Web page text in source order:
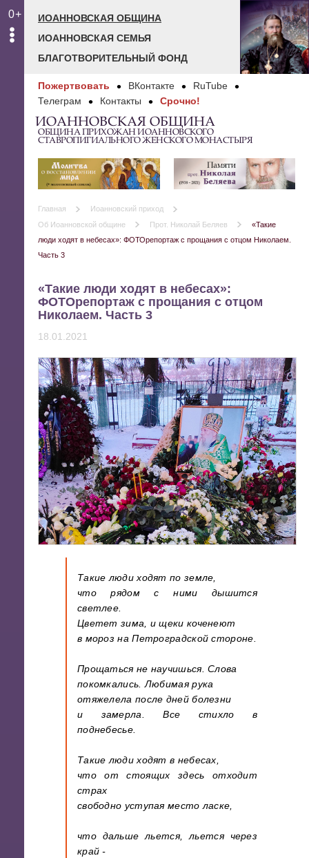
0+
ИОАННОВСКАЯ ОБЩИНА
ИОАННОВСКАЯ СЕМЬЯ
БЛАГОТВОРИТЕЛЬНЫЙ ФОНД
Пожертвовать ВКонтакте
RuTube
Телеграм
Контакты Срочно!
ИОАННОВСКАЯ ОБЩИНА
ОБЩИНА ПРИХОЖАН ИОАННОВСКОГО
СТАВРОПИГИАЛЬНОГО ЖЕНСКОГО МОНАСТЫРЯ
Главная
Иоанновский приход
Об Иоанновской общине
Прот. Николай Беляев
«Такие
люди ходят в небесах»: ФОТОрепортаж с прощания с отцом Николаем.
Часть 3
«Такие люди ходят в небесах»:
ФОТОрепортаж с прощания с отцом
Николаем. Часть 3
18.01.2021
Такие люди ходят по земле,
что рядом с ними дышится
светлее.
Цветет зима, и щеки коченеют
в мороз на Петроградской стороне.
Прощаться не научишься. Слова
покомкались. Любимая рука
отяжелела после дней болезни
и замерла. Все стихло в
поднебесье.
Такие люди ходят в небесах,
что от стоящих здесь отходит
страх
свободно уступая место ласке,
что дальше льется, льется через
край -